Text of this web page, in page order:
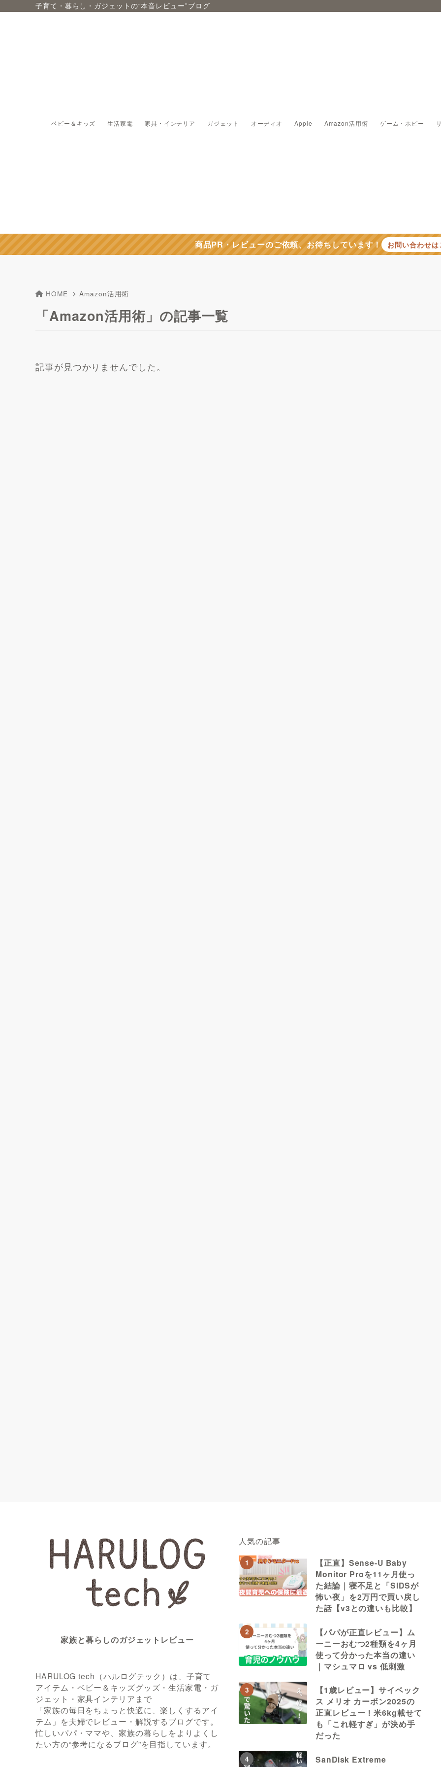
子育て・暮らし・ガジェットの“本音レビュー”ブログ
ベビー＆キッズ 生活家電 家具・インテリア ガジェット オーディオ Apple Amazon活用術 ゲーム・ホビー
商品PR・レビューのご依頼、お待ちしています！ お問い合わせは
HOME Amazon活用術
「Amazon活用術」の記事一覧
記事が見つかりませんでした。
家族と暮らしのガジェットレビュー
HARULOG tech（ハルログテック）は、子育て
アイテム・ベビー＆キッズグッズ・生活家電・ガ
ジェット・家具インテリアまで
「家族の毎日をちょっと快適に、楽しくするアイ
テム」を夫婦でレビュー・解説するブログです。
忙しいパパ・ママや、家族の暮らしをよりよくし
たい方の“参考になるブログ”を目指しています。
人気の記事
1
【正直】Sense-U Baby
Monitor Proを11ヶ月使っ
た結論｜寝不足と「SIDSが
怖い夜」を2万円で買い戻し
た話【v3との違いも比較】
2
【パパが正直レビュー】ム
ーニーおむつ2種類を4ヶ月
使って分かった本当の違い
｜マシュマロ vs 低刺激
3
【1歳レビュー】サイベック
ス メリオ カーボン2025の
正直レビュー！米6kg載せて
も「これ軽すぎ」が決め手
だった
4
SanDisk Extreme